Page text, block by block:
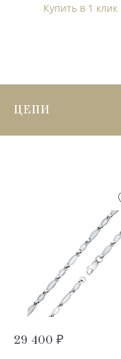
Купить в 1 клик
ЦЕПИ
29 400 ₽